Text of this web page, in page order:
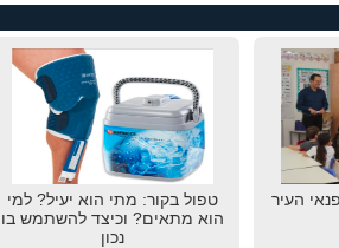
העיר
טפול בקור: מתי הוא יעיל? למי
הוא מתאים? וכיצד להשתמש בו
נכון